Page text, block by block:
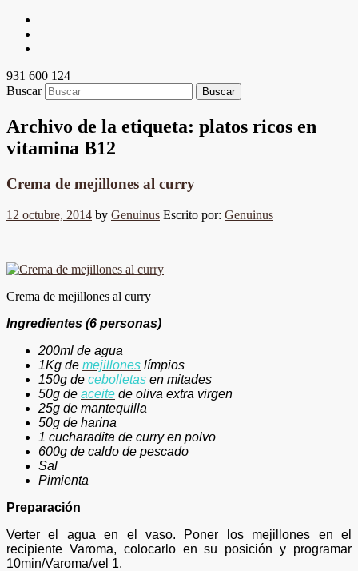
931 600 124
Buscar
Archivo de la etiqueta: platos ricos en
vitamina B12
Crema de mejillones al curry
12 octubre, 2014 by Genuinus Escrito por: Genuinus
Crema de mejillones al curry
Ingredientes (6 personas)
200ml de agua
1Kg de mejillones límpios
150g de cebolletas en mitades
50g de aceite de oliva extra virgen
25g de mantequilla
50g de harina
1 cucharadita de curry en polvo
600g de caldo de pescado
Sal
Pimienta
Preparación
Verter el agua en el vaso. Poner los mejillones en el
recipiente Varoma, colocarlo en su posición y programar
10min/Varoma/vel 1.